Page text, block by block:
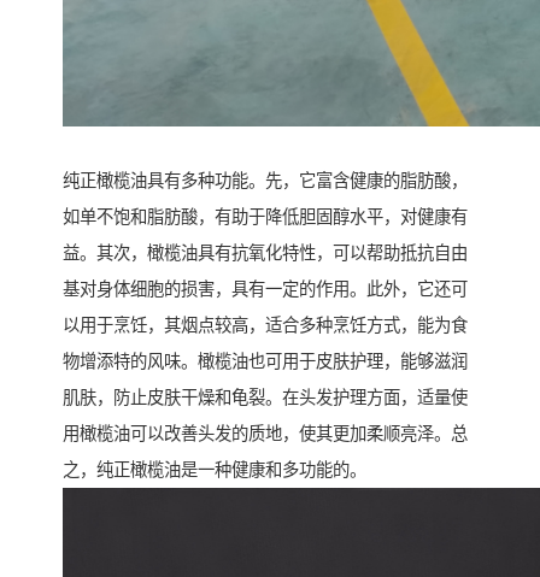
纯正橄榄油具有多种功能。先，它富含健康的脂肪酸，
如单不饱和脂肪酸，有助于降低胆固醇水平，对健康有
益。其次，橄榄油具有抗氧化特性，可以帮助抵抗自由
基对身体细胞的损害，具有一定的作用。此外，它还可
以用于烹饪，其烟点较高，适合多种烹饪方式，能为食
物增添特的风味。橄榄油也可用于皮肤护理，能够滋润
肌肤，防止皮肤干燥和龟裂。在头发护理方面，适量使
用橄榄油可以改善头发的质地，使其更加柔顺亮泽。总
之，纯正橄榄油是一种健康和多功能的。